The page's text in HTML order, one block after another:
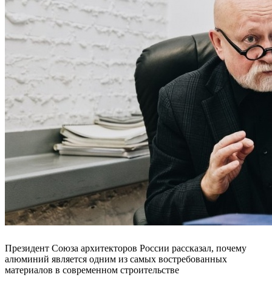
Президент Союза архитекторов России рассказал, почему
алюминий является одним из самых востребованных
материалов в современном строительстве